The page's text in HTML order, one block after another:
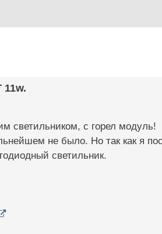
11w.
светильником, с горел модуль!
не было. Но так как я
светильник.